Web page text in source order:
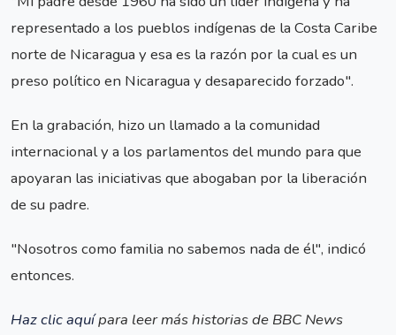
representado a los pueblos indígenas de la Costa Caribe
norte de Nicaragua y esa es la razón por la cual es un
preso político en Nicaragua y desaparecido forzado".
En la grabación, hizo un llamado a la comunidad
internacional y a los parlamentos del mundo para que
apoyaran las iniciativas que abogaban por la liberación
de su padre.
"Nosotros como familia no sabemos nada de él", indicó
entonces.
Haz clic aquípara leer más historias de BBC News